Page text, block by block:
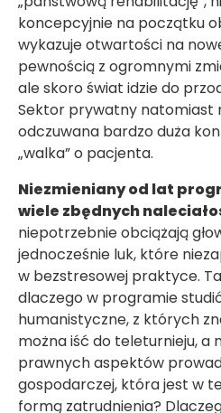
koncepcyjnie na początku
wykazuje otwartości na
pewnością z ogromnymi
ale skoro świat idzie do
Sektor prywatny natomiast
odczuwana bardzo duża
„walka” o pacjenta.
Niezmieniany od lat
wiele zbędnych
niepotrzebnie obciążają
jednocześnie luk, które
w bezstresowej praktyce.
dlaczego w programie
humanistyczne, z których
można iść do teleturnieju, a
prawnych aspektów
gospodarczej, która jest w
formą zatrudnienia?